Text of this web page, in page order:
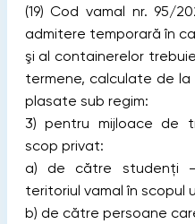
(19) Cod vamal nr. 95/
admitere temporară în
şi al containerelor
termene, calculate de
plasate sub regim:
3) pentru mijloace de
scop privat:
a) de către studenţi
teritoriul vamal în scopul
b) de către persoane